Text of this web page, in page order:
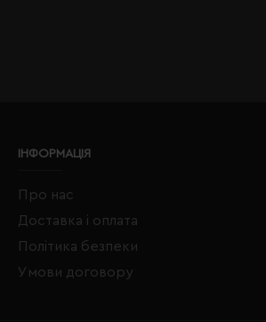
ІНФОРМАЦІЯ
Про нас
Доставка і оплата
Політика безпеки
Умови договору